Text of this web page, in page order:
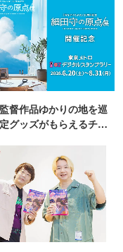
督作品ゆかりの地を巡
グッズがもらえるチャ